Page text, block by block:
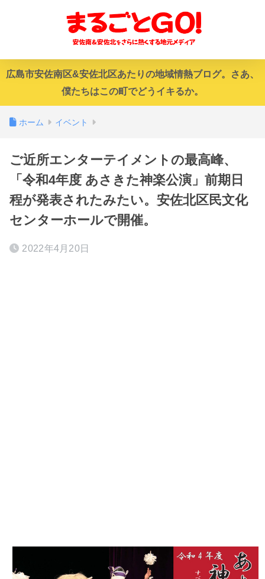
広島市安佐南区&安佐北区あたりの地域情熱ブログ。さあ、
僕たちはこの町でどうイキるか。
ホーム イベント
ご近所エンターテイメントの最高峰、
「令和4年度 あさきた神楽公演」前期日
程が発表されたみたい。安佐北区民文化
センターホールで開催。
2022年4月20日